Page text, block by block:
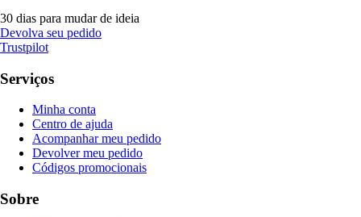
30 dias para mudar de ideia
Devolva seu pedido
Trustpilot
Serviços
Minha conta
Centro de ajuda
Acompanhar meu pedido
Devolver meu pedido
Códigos promocionais
Sobre